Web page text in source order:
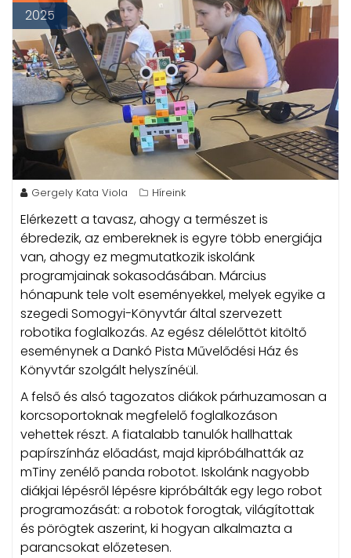
2025
Gergely Kata Viola Híreink
Elérkezett a tavasz, ahogy a természet is
ébredezik, az embereknek is egyre több energiája
van, ahogy ez megmutatkozik iskolánk
programjainak sokasodásában. Március
hónapunk tele volt eseményekkel, melyek egyike a
szegedi Somogyi-Könyvtár által szervezett
robotika foglalkozás. Az egész délelőttöt kitöltő
eseménynek a Dankó Pista Művelődési Ház és
Könyvtár szolgált helyszínéül.
A felső és alsó tagozatos diákok párhuzamosan a
korcsoportoknak megfelelő foglalkozáson
vehettek részt. A fiatalabb tanulók hallhattak
papírszínház előadást, majd kipróbálhatták az
mTiny zenélő panda robotot. Iskolánk nagyobb
diákjai lépésről lépésre kipróbálták egy lego robot
programozását: a robotok forogtak, világítottak
és pörögtek aszerint, ki hogyan alkalmazta a
parancsokat előzetesen.